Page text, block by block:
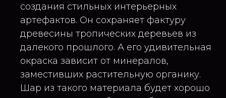
создания стильных интерьерных
артефактов. Он сохраняет фактуру
древесины тропических деревьев из
далекого прошлого. А его удивительная
окраска зависит от минералов,
заместивших растительную органику.
Шар из такого материала будет хорошо